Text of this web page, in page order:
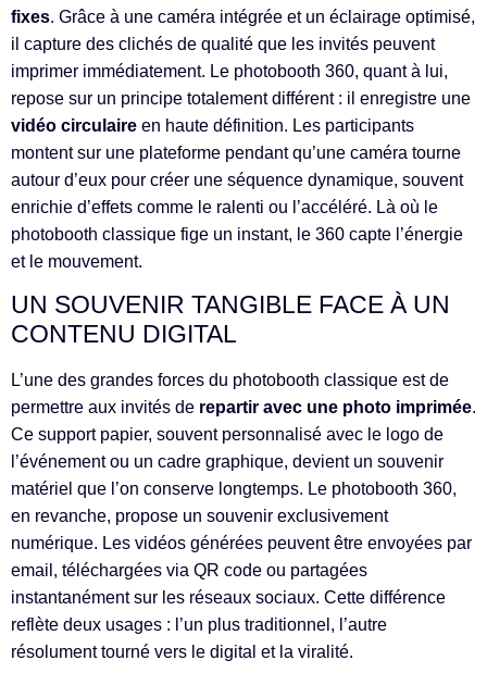
fixes. Grâce à une caméra intégrée et un éclairage optimisé,
il capture des clichés de qualité que les invités peuvent
imprimer immédiatement. Le photobooth 360, quant à lui,
repose sur un principe totalement différent : il enregistre une
vidéo circulaire en haute définition. Les participants
montent sur une plateforme pendant qu’une caméra tourne
autour d’eux pour créer une séquence dynamique, souvent
enrichie d’effets comme le ralenti ou l’accéléré. Là où le
photobooth classique fige un instant, le 360 capte l’énergie
et le mouvement.
UN SOUVENIR TANGIBLE FACE À UN
CONTENU DIGITAL
L’une des grandes forces du photobooth classique est de
permettre aux invités de repartir avec une photo imprimée.
Ce support papier, souvent personnalisé avec le logo de
l’événement ou un cadre graphique, devient un souvenir
matériel que l’on conserve longtemps. Le photobooth 360,
en revanche, propose un souvenir exclusivement
numérique. Les vidéos générées peuvent être envoyées par
email, téléchargées via QR code ou partagées
instantanément sur les réseaux sociaux. Cette différence
reflète deux usages : l’un plus traditionnel, l’autre
résolument tourné vers le digital et la viralité.